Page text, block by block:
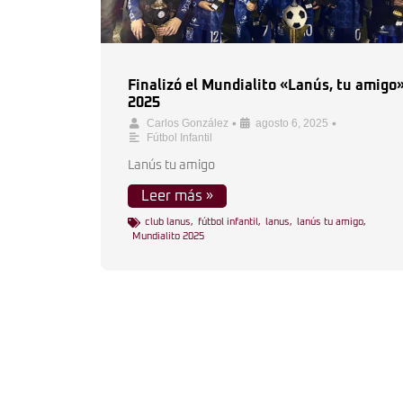
Finalizó el Mundialito «Lanús, tu
2025
Carlos González • agosto 6, 2025 •
Fútbol Infantil
Lanús tu amigo
Leer más »
club lanus, fútbol infantil , lanus, lanús tu amigo,
Mundialito 2025